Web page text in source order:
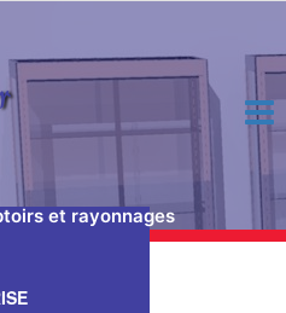
et rayonnages